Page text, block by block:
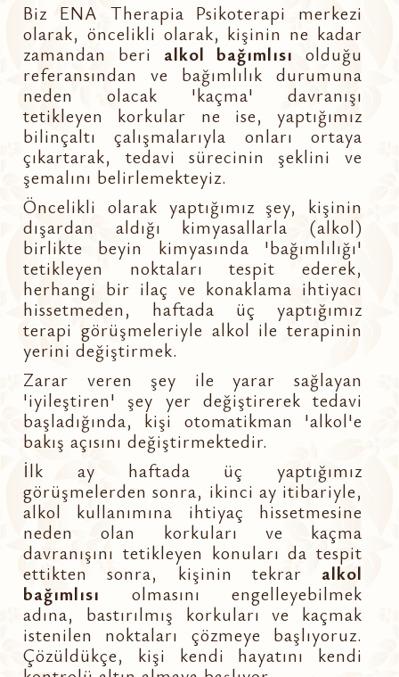
Biz ENA Therapia Psikoterapi merkezi
olarak, öncelikli olarak, kişinin ne kadar
zamandan beri alkol bağımlısı olduğu
referansından ve bağımlılık durumuna
neden olacak 'kaçma' davranışı
tetikleyen korkular ne ise, yaptığımız
bilinçaltı çalışmalarıyla onları ortaya
çıkartarak, tedavi sürecinin şeklini ve
şemalını belirlemekteyiz.
Öncelikli olarak yaptığımız şey, kişinin
dışardan aldığı kimyasallarla (alkol)
birlikte beyin kimyasında 'bağımlılığı'
tetikleyen noktaları tespit ederek,
herhangi bir ilaç ve konaklama ihtiyacı
hissetmeden, haftada üç yaptığımız
terapi görüşmeleriyle alkol ile terapinin
yerini değiştirmek.
Zarar veren şey ile yarar sağlayan
'iyileştiren' şey yer değiştirerek tedavi
başladığında, kişi otomatikman 'alkol'e
bakış açısını değiştirmektedir.
İlk ay haftada üç yaptığımız
görüşmelerden sonra, ikinci ay itibariyle,
alkol kullanımına ihtiyaç hissetmesine
neden olan korkuları ve kaçma
davranışını tetikleyen konuları da tespit
ettikten sonra, kişinin tekrar alkol
bağımlısı olmasını engelleyebilmek
adına, bastırılmış korkuları ve kaçmak
istenilen noktaları çözmeye başlıyoruz.
Çözüldükçe, kişi kendi hayatını kendi